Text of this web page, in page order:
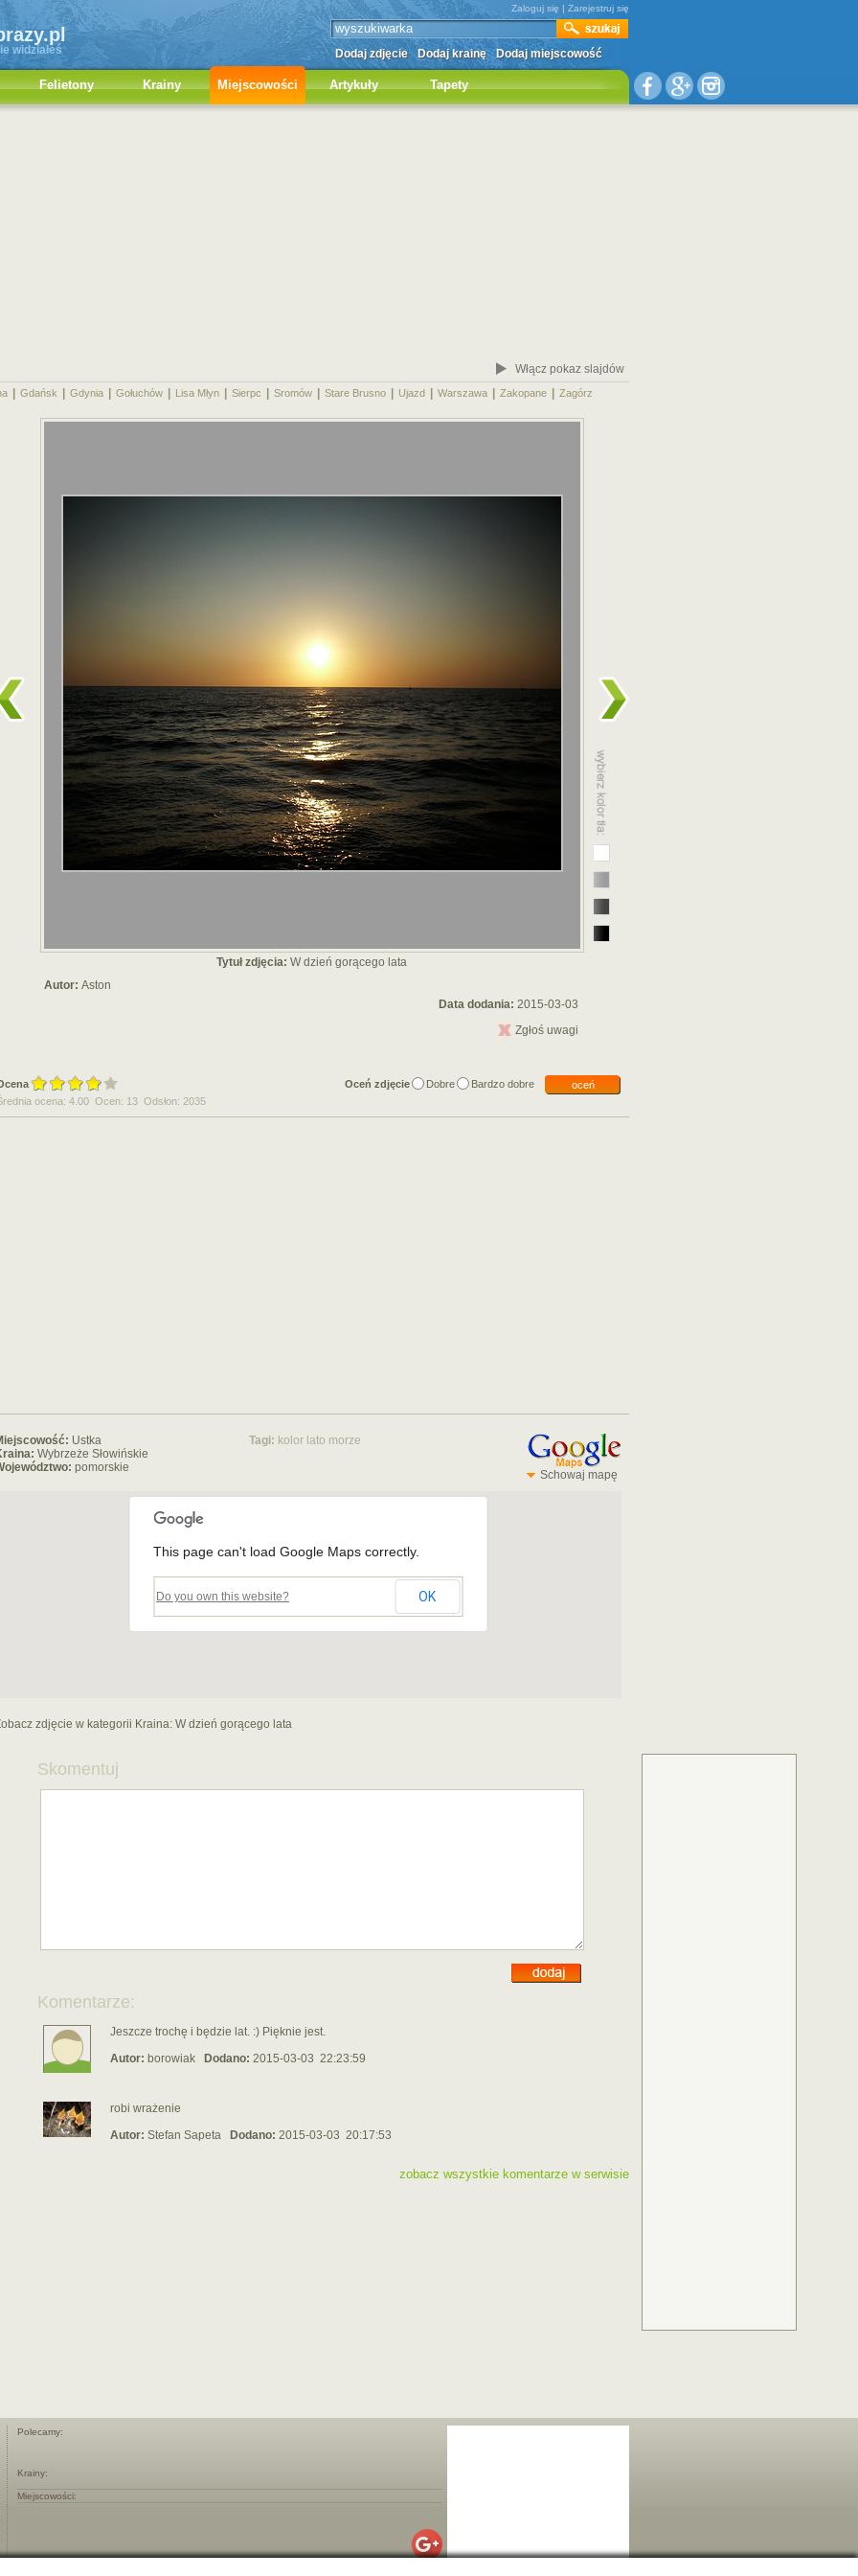
widziałeś
Zaloguj się | Zarejestruj się
Dodaj zdjęcie Dodaj krainę Dodaj miejscowość
Felietony Krainy Miejscowości Artykuły Tapety
Włącz pokaz slajdów
Gdańsk Gdynia Gołuchów Lisa Młyn Sierpc Sromów Stare Brusno Ujazd Warszawa Zakopane Zagórz
Tytuł zdjęcia: W dzień gorącego lata
Autor: Aston
Data dodania: 2015-03-03
Zgłoś uwagi
Oceń zdjęcie Dobre Bardzo dobre
oceń
ocena: 4.00 Ocen: 13 Odsłon: 2035
Ustka
Wybrzeże Słowińskie
pomorskie
Tagi: kolor lato morze
Schowaj mapę
This page can't load Google Maps correctly.
Do you own this website? OK
zdjęcie w kategorii Kraina: W dzień gorącego lata
Skomentuj
Komentarze:
Jeszcze trochę i będzie lat. :) Pięknie jest.
Autor: borowiak Dodano: 2015-03-03 22:23:59
robi wrażenie
Autor: Stefan Sapeta Dodano: 2015-03-03 20:17:53
zobacz wszystkie komentarze w serwisie
Polecamy:
Krainy:
Miejscowości: